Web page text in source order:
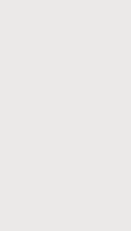
すみを改善し
かたにおすす
症で手足が冷
授乳中や妊娠
服されている
す。内服して
固剤など内服
システイン
を正常化する